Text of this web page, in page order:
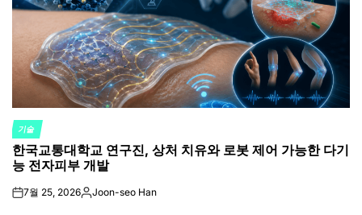
POSTED
IN
기술
한국교통대학교 연구진, 상처 치유와 로봇 제어 가능한 다기
능 전자피부 개발
on7월 25, 2026Posted
Joon-seo Han